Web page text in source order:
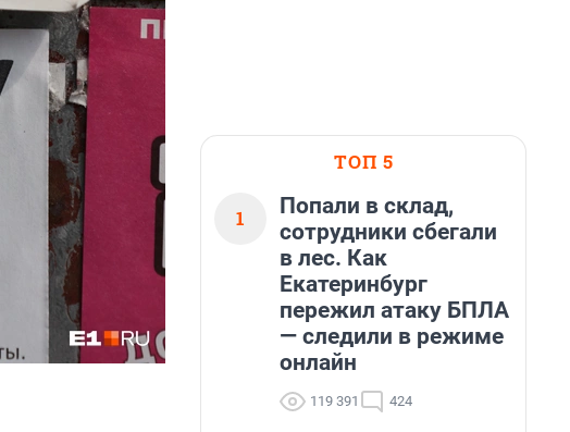
ТОП 5
1
Попали в склад,
сотрудники сбегали
в лес. Как
Екатеринбург
пережил атаку БПЛА
— следили в режиме
онлайн
119 391 424